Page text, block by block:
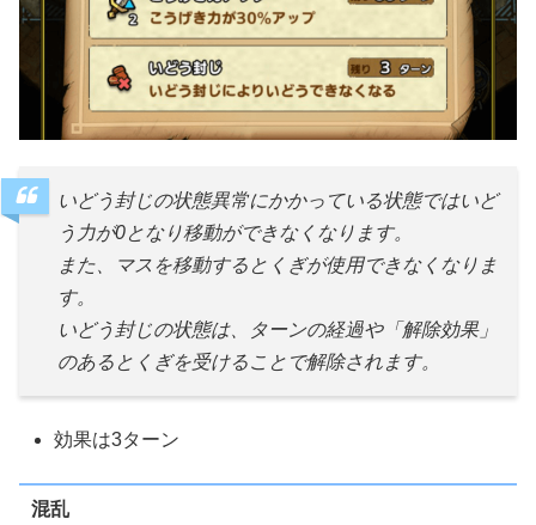
いどう封じの状態異常にかかっている状態ではいど
う力が0となり移動ができなくなります。
また、マスを移動するとくぎが使用できなくなりま
す。
いどう封じの状態は、ターンの経過や「解除効果」
のあるとくぎを受けることで解除されます。
効果は3ターン
混乱